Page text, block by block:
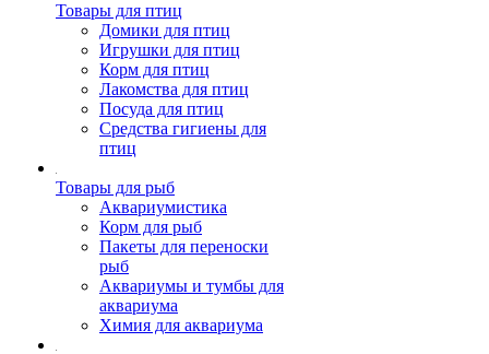
Товары для птиц
Домики для птиц
Игрушки для птиц
Корм для птиц
Лакомства для птиц
Посуда для птиц
Средства гигиены для
птиц
Товары для рыб
Аквариумистика
Корм для рыб
Пакеты для переноски
рыб
Аквариумы и тумбы для
аквариума
Химия для аквариума